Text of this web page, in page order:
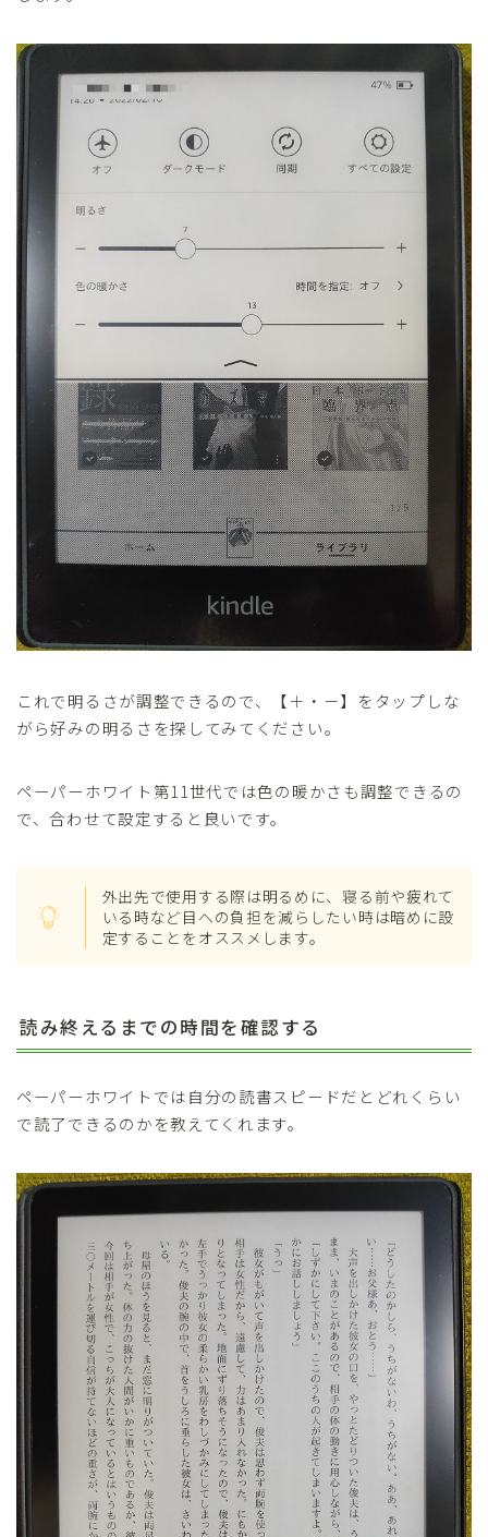
これで明るさが調整できるので、【＋・－】をタップしな
がら好みの明るさを探してみてください。
ペーパーホワイト第11世代では色の暖かさも調整できるの
で、合わせて設定すると良いです。
外出先で使用する際は明るめに、寝る前や疲れて
いる時など目への負担を減らしたい時は暗めに設
定することをオススメします。
読み終えるまでの時間を確認する
ペーパーホワイトでは自分の読書スピードだとどれくらい
で読了できるのかを教えてくれます。